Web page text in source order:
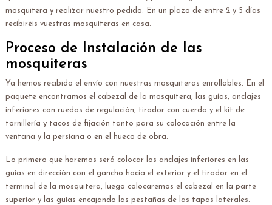
mosquitera y realizar nuestro pedido. En un plazo de entre 2 y 5 días
recibiréis vuestras mosquiteras en casa.
Proceso de Instalación de las
mosquiteras
Ya hemos recibido el envío con nuestras mosquiteras enrollables. En el
paquete encontramos el cabezal de la mosquitera, las guías, anclajes
inferiores con ruedas de regulación, tirador con cuerda y el kit de
tornillería y tacos de fijación tanto para su colocación entre la
ventana y la persiana o en el hueco de obra.
Lo primero que haremos será colocar los anclajes inferiores en las
guías en dirección con el gancho hacia el exterior y el tirador en el
terminal de la mosquitera, luego colocaremos el cabezal en la parte
superior y las guías encajando las pestañas de las tapas laterales.